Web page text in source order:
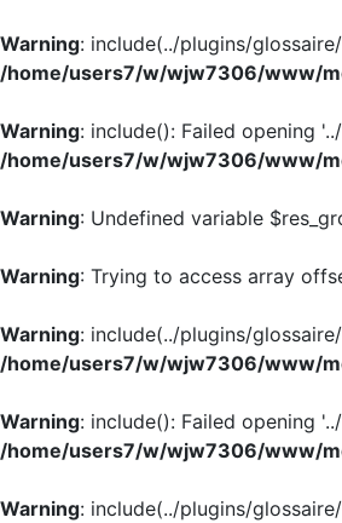
Warning: include(../plugins/
/home/users7/w/wjw7306/www/
Warning: include(): Failed opening
/home/users7/w/wjw7306/www/
Warning: Undefined variable
Warning: Trying to access array
Warning: include(../plugins/
/home/users7/w/wjw7306/www/
Warning: include(): Failed opening
/home/users7/w/wjw7306/www/
Warning: include(../plugins/